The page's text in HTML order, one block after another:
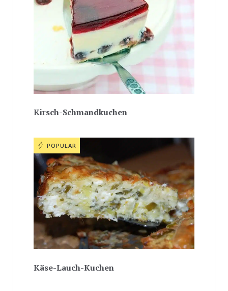
Kirsch-Schmandkuchen
POPULAR
Käse-Lauch-Kuchen